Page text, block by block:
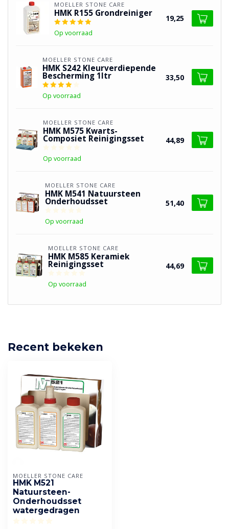
MOELLER STONE CARE
HMK R155 Grondreiniger
Op voorraad
19,25
MOELLER STONE CARE
HMK S242 Kleurverdiepende
Bescherming 1ltr
Op voorraad
33,50
MOELLER STONE CARE
HMK M575 Kwarts-
Composiet Reinigingsset
Op voorraad
44,89
MOELLER STONE CARE
HMK M541 Natuursteen
Onderhoudsset
Op voorraad
51,40
MOELLER STONE CARE
HMK M585 Keramiek
Reinigingsset
Op voorraad
44,69
Recent bekeken
MOELLER STONE CARE
HMK M521
Natuursteen-
Onderhoudsset
watergedragen